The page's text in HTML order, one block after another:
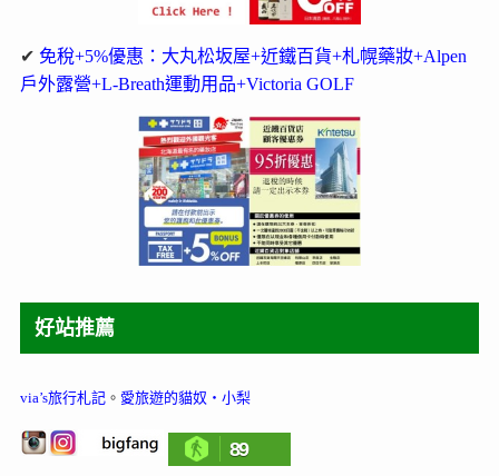
✔ 免稅+5%優惠：大丸松坂屋+近鐵百貨+札幌藥妝+Alpen
戶外露營+L-Breath運動用品+Victoria GOLF
好站推薦
via’s旅行札記。 愛旅遊的貓奴‧小梨
89